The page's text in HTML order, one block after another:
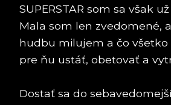
SUPERSTAR som sa však
Mala som len zvedomené,
hudbu milujem a čo všetko
pre ňu ustáť, obetovať a
Dostať sa do